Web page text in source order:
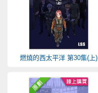
燃燒的西太平洋 第30集(上)